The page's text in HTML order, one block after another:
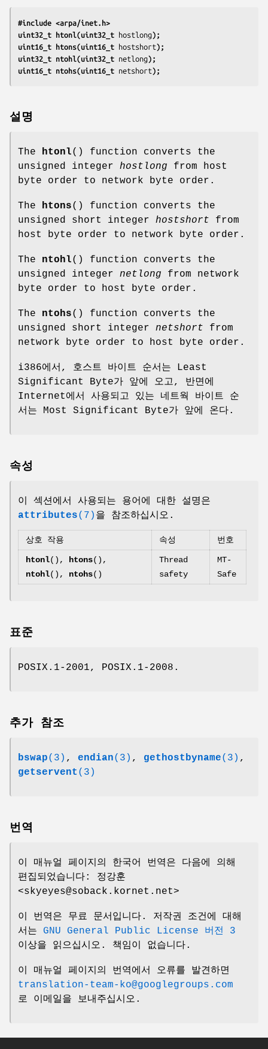
#include <arpa/inet.h>
uint32_t htonl(uint32_t hostlong);
uint16_t htons(uint16_t hostshort);
uint32_t ntohl(uint32_t netlong);
uint16_t ntohs(uint16_t netshort);
설명
The htonl() function converts the
unsigned integer hostlong from host
byte order to network byte order.
The htons() function converts the
unsigned short integer hostshort from
host byte order to network byte order.
The ntohl() function converts the
unsigned integer netlong from network
byte order to host byte order.
The ntohs() function converts the
unsigned short integer netshort from
network byte order to host byte order.
i386에서, 호스트 바이트 순서는 Least
Significant Byte가 앞에 오고, 반면에
Internet에서 사용되고 있는 네트웍 바이트 순
서는 Most Significant Byte가 앞에 온다.
속성
이 섹션에서 사용되는 용어에 대한 설명은
attributes(7) 을 참조하십시오.
상호 작용 속성 번호
htonl(), htons(),
ntohl(), ntohs()
Thread
safety
MT-
Safe
표준
POSIX.1-2001, POSIX.1-2008.
추가 참조
bswap(3) , endian(3) , gethostbyname(3) ,
getservent (3)
번역
이 매뉴얼 페이지의 한국어 번역은 다음에 의해
편집되었습니다: 정강훈
<skyeyes@soback.kornet.net>
이 번역은 무료 문서입니다. 저작권 조건에 대해
서는 GNU General Public License 버전 3
이상을 읽으십시오. 책임이 없습니다.
이 매뉴얼 페이지의 번역에서 오류를 발견하면
translation-team-ko@googlegroups.com
로 이메일을 보내주십시오.